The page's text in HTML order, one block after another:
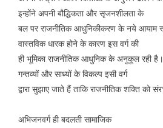
इन्होंने अपनी बौद्धिकता और सृजनशीलता के
बल पर राजनीतिक आधुनिकीकरण के नये आयाम
वास्तविक धारक होने के कारण इस वर्ग की
ही भूमिका राजनीतिक आधुनिक के अनुकूल रही है।
गन्तव्यों और साध्यों के विकल्प इसी वर्ग
द्वारा सुझाए जाते हैं ताकि राजनीतिक शक्ति को
अभिजनवर्ग ही बदलती सामाजिक